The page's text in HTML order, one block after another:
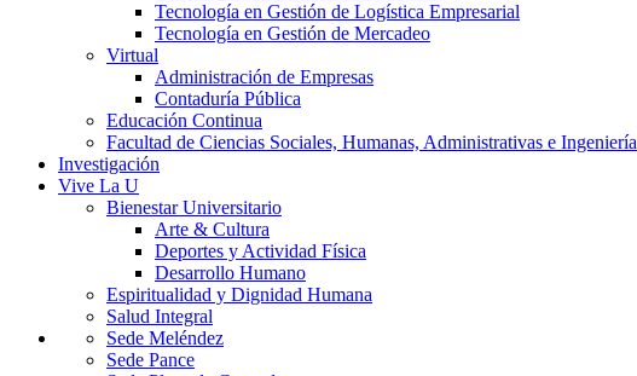
Tecnología en Gestión de Logística Empresarial
Tecnología en Gestión de Mercadeo
Virtual
Administración de Empresas
Contaduría Pública
Educación Continua
Facultad de Ciencias Sociales, Humanas, Administrativas e Ingeniería
Investigación
Vive La U
Bienestar Universitario
Arte & Cultura
Deportes y Actividad Física
Desarrollo Humano
Espiritualidad y Dignidad Humana
Salud Integral
Sede Meléndez
Sede Pance